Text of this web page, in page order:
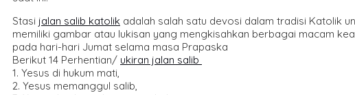
Stasi jalan salib katolik adalah salah satu devosi dalam tradisi Katolik
memiliki gambar atau lukisan yang mengkisahkan berbagai macam
pada hari-hari Jumat selama masa Prapaska
Berikut 14 Perhentian/ ukiran jalan salib
1. Yesus di hukum mati,
2. Yesus memanggul salib,